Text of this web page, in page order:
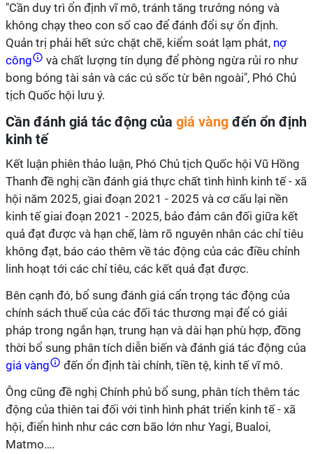
"Cần duy trì ổn định vĩ mô, tránh tăng trưởng nóng và
không chạy theo con số cao để đánh đổi sự ổn định.
Quản trị phải hết sức chặt chẽ, kiểm soát lạm phát, nợ
công
và chất lượng tín dụng để phòng ngừa rủi ro như
bong bóng tài sản và các cú sốc từ bên ngoài", Phó Chủ
tịch Quốc hội lưu ý.
Cần đánh giá tác động của giá vàng đến ổn định
kinh tế
Kết luận phiên thảo luận, Phó Chủ tịch Quốc hội Vũ Hồng
Thanh đề nghị cần đánh giá thực chất tình hình kinh tế - xã
hội năm 2025, giai đoạn 2021 - 2025 và cơ cấu lại nền
kinh tế giai đoạn 2021 - 2025, bảo đảm cân đối giữa kết
quả đạt được và hạn chế, làm rõ nguyên nhân các chỉ tiêu
không đạt, báo cáo thêm về tác động của các điều chỉnh
linh hoạt tới các chỉ tiêu, các kết quả đạt được.
Bên cạnh đó, bổ sung đánh giá cẩn trọng tác động của
chính sách thuế của các đối tác thương mại để có giải
pháp trong ngắn hạn, trung hạn và dài hạn phù hợp, đồng
thời bổ sung phân tích diễn biến và đánh giá tác động của
giá vàng
đến ổn định tài chính, tiền tệ, kinh tế vĩ mô.
Ông cũng đề nghị Chính phủ bổ sung, phân tích thêm tác
động của thiên tai đối với tình hình phát triển kinh tế - xã
hội, điển hình như các cơn bão lớn như Yagi, Bualoi,
Matmo….